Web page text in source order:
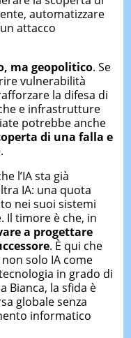
automatizzare
attacco
ma geopolitico. Se
vulnerabilità
la difesa di
e infrastrutture
potrebbe anche
di una falla e
.
l’IA sta già
IA: una quota
nei suoi sistemi
Il timore è che, in
a progettare
. È qui che
solo IA come
in grado di
Bianca, la sfida è
globale senza
informatico